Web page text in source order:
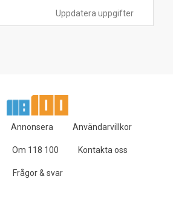
Uppdatera uppgifter
Annonsera Användarvillkor
Om 118 100 Kontakta oss
Frågor & svar